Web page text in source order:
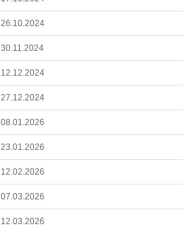
26.10.2024
30.11.2024
12.12.2024
27.12.2024
08.01.2026
23.01.2026
12.02.2026
07.03.2026
12.03.2026